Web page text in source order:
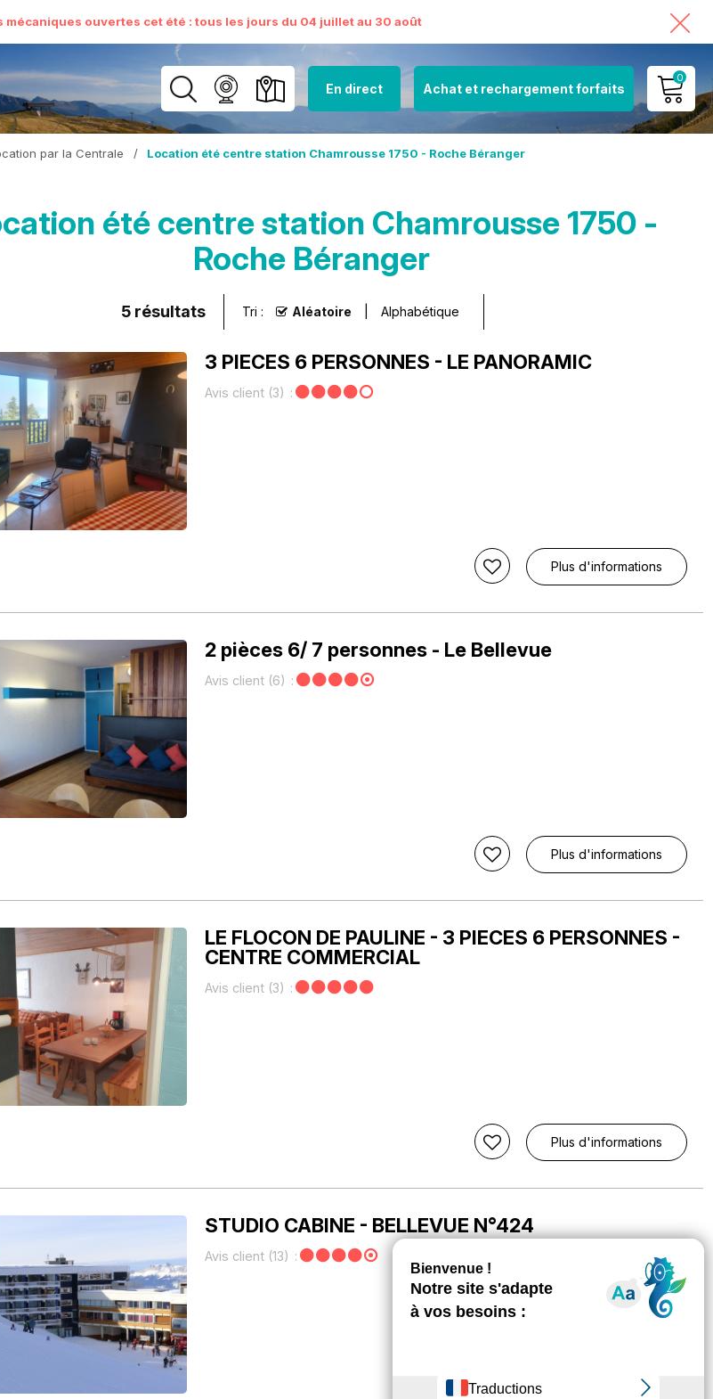
mécaniques ouvertes cet été : tous les jours du 04 juillet au 30 août
En direct Achat et rechargement forfaits
0
MON COMPTE
par la Centrale / Location été centre station Chamrousse 1750 - Roche Béranger
été centre station Chamrousse 1750 -
Roche Béranger
5résultats Tri : Aléatoire Alphabétique
3 PIECES 6 PERSONNES - LE PANORAMIC
Avis client (3)
Plus d'informations
2 pièces 6/ 7 personnes - Le Bellevue
Avis client (6)
Plus d'informations
LE FLOCON DE PAULINE - 3 PIECES 6 PERSONNES -
CENTRE COMMERCIAL
Avis client (3)
Plus d'informations
STUDIO CABINE - BELLEVUE N°424
Avis client (13)